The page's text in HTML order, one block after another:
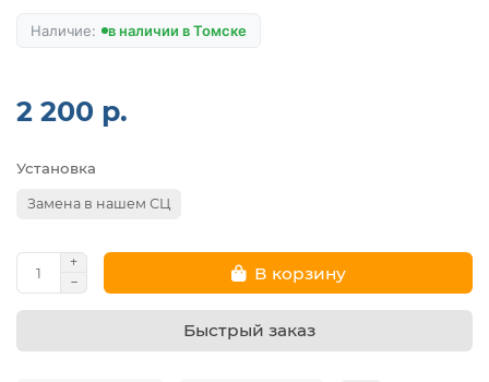
в наличии в Томске
2 200 р.
Установка
Замена в нашем СЦ
В корзину
Быстрый заказ